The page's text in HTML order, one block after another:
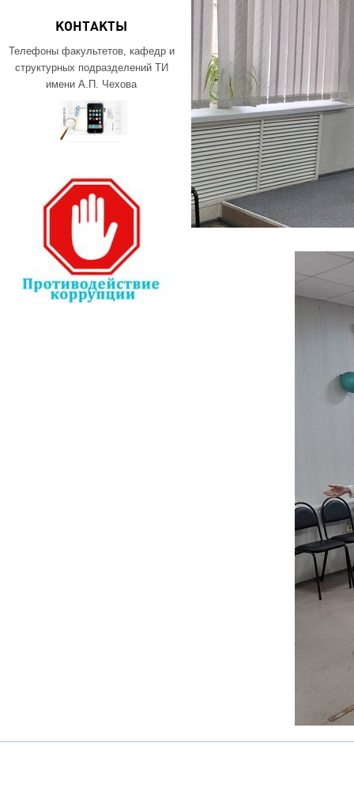
КОНТАКТЫ
Телефоны факультетов, кафедр и
структурных подразделений ТИ
имени А.П. Чехова